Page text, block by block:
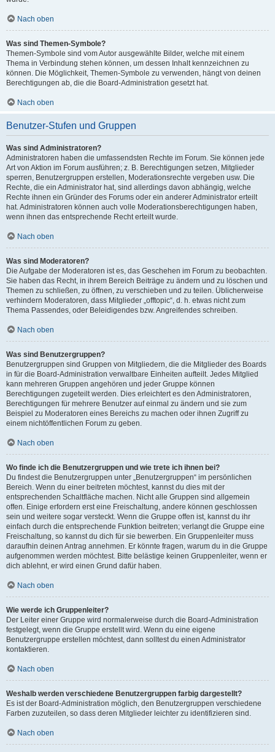
Nach oben
Was sind Themen-Symbole?
Themen-Symbole sind vom Autor ausgewählte Bilder, welche mit einem
Thema in Verbindung stehen können, um dessen Inhalt kennzeichnen zu
können. Die Möglichkeit, Themen-Symbole zu verwenden, hängt von deinen
Berechtigungen ab, die die Board-Administration gesetzt hat.
Nach oben
Benutzer-Stufen und Gruppen
Was sind Administratoren?
Administratoren haben die umfassendsten Rechte im Forum. Sie können jede
Art von Aktion im Forum ausführen; z. B. Berechtigungen setzen, Mitglieder
sperren, Benutzergruppen erstellen, Moderationsrechte vergeben usw. Die
Rechte, die ein Administrator hat, sind allerdings davon abhängig, welche
Rechte ihnen ein Gründer des Forums oder ein anderer Administrator erteilt
hat. Administratoren können auch volle Moderationsberechtigungen haben,
wenn ihnen das entsprechende Recht erteilt wurde.
Nach oben
Was sind Moderatoren?
Die Aufgabe der Moderatoren ist es, das Geschehen im Forum zu beobachten.
Sie haben das Recht, in ihrem Bereich Beiträge zu ändern und zu löschen und
Themen zu schließen, zu öffnen, zu verschieben und zu teilen. Üblicherweise
verhindern Moderatoren, dass Mitglieder „offtopic“, d. h. etwas nicht zum
Thema Passendes, oder Beleidigendes bzw. Angreifendes schreiben.
Nach oben
Was sind Benutzergruppen?
Benutzergruppen sind Gruppen von Mitgliedern, die die Mitglieder des Boards
in für die Board-Administration verwaltbare Einheiten aufteilt. Jedes Mitglied
kann mehreren Gruppen angehören und jeder Gruppe können
Berechtigungen zugeteilt werden. Dies erleichtert es den Administratoren,
Berechtigungen für mehrere Benutzer auf einmal zu ändern und sie zum
Beispiel zu Moderatoren eines Bereichs zu machen oder ihnen Zugriff zu
einem nichtöffentlichen Forum zu geben.
Nach oben
Wo finde ich die Benutzergruppen und wie trete ich ihnen bei?
Du findest die Benutzergruppen unter „Benutzergruppen“ im persönlichen
Bereich. Wenn du einer beitreten möchtest, kannst du dies mit der
entsprechenden Schaltfläche machen. Nicht alle Gruppen sind allgemein
offen. Einige erfordern erst eine Freischaltung, andere können geschlossen
sein und weitere sogar versteckt. Wenn die Gruppe offen ist, kannst du ihr
einfach durch die entsprechende Funktion beitreten; verlangt die Gruppe eine
Freischaltung, so kannst du dich für sie bewerben. Ein Gruppenleiter muss
daraufhin deinen Antrag annehmen. Er könnte fragen, warum du in die Gruppe
aufgenommen werden möchtest. Bitte belästige keinen Gruppenleiter, wenn er
dich ablehnt, er wird einen Grund dafür haben.
Nach oben
Wie werde ich Gruppenleiter?
Der Leiter einer Gruppe wird normalerweise durch die Board-Administration
festgelegt, wenn die Gruppe erstellt wird. Wenn du eine eigene
Benutzergruppe erstellen möchtest, dann solltest du einen Administrator
kontaktieren.
Nach oben
Weshalb werden verschiedene Benutzergruppen farbig dargestellt?
Es ist der Board-Administration möglich, den Benutzergruppen verschiedene
Farben zuzuteilen, so dass deren Mitglieder leichter zu identifizieren sind.
Nach oben